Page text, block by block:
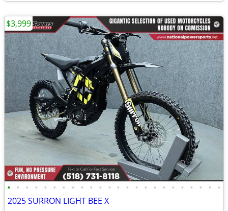
• • • • • • • • • • • • • • • • • • • • • • • •
2025 SURRON LIGHT BEE X
$3,999